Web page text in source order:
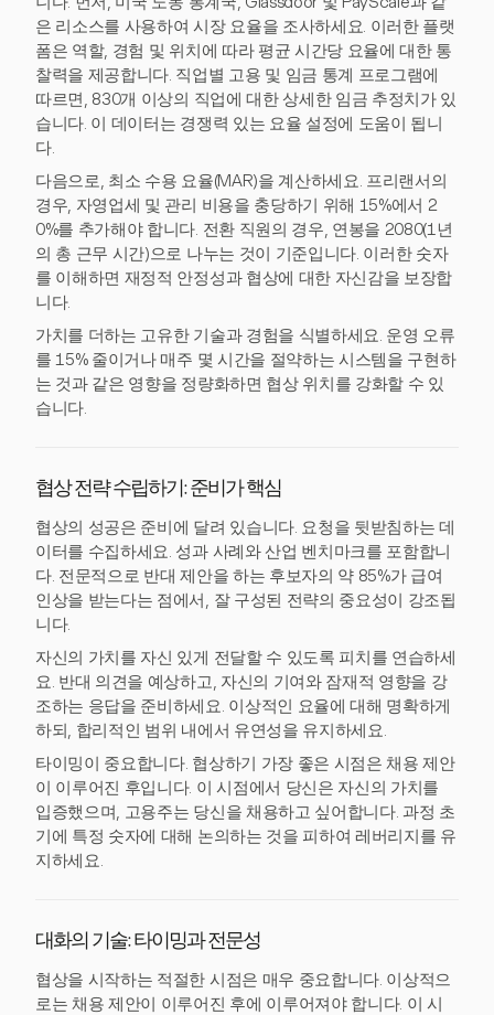
은 리소스를 사용하여 시장 요율을 조사하세요. 이러한 플랫
폼은 역할, 경험 및 위치에 따라 평균 시간당 요율에 대한 통
찰력을 제공합니다. 직업별 고용 및 임금 통계 프로그램에
따르면, 830개 이상의 직업에 대한 상세한 임금 추정치가 있
습니다. 이 데이터는 경쟁력 있는 요율 설정에 도움이 됩니
다.
다음으로, 최소 수용 요율(MAR)을 계산하세요. 프리랜서의
경우, 자영업세 및 관리 비용을 충당하기 위해 15%에서 2
0%를 추가해야 합니다. 전환 직원의 경우, 연봉을 2080(1년
의 총 근무 시간)으로 나누는 것이 기준입니다. 이러한 숫자
를 이해하면 재정적 안정성과 협상에 대한 자신감을 보장합
니다.
가치를 더하는 고유한 기술과 경험을 식별하세요. 운영 오류
를 15% 줄이거나 매주 몇 시간을 절약하는 시스템을 구현하
는 것과 같은 영향을 정량화하면 협상 위치를 강화할 수 있
습니다.
협상 전략 수립하기: 준비가 핵심
협상의 성공은 준비에 달려 있습니다. 요청을 뒷받침하는 데
이터를 수집하세요. 성과 사례와 산업 벤치마크를 포함합니
다. 전문적으로 반대 제안을 하는 후보자의 약 85%가 급여
인상을 받는다는 점에서, 잘 구성된 전략의 중요성이 강조됩
니다.
자신의 가치를 자신 있게 전달할 수 있도록 피치를 연습하세
요. 반대 의견을 예상하고, 자신의 기여와 잠재적 영향을 강
조하는 응답을 준비하세요. 이상적인 요율에 대해 명확하게
하되, 합리적인 범위 내에서 유연성을 유지하세요.
타이밍이 중요합니다. 협상하기 가장 좋은 시점은 채용 제안
이 이루어진 후입니다. 이 시점에서 당신은 자신의 가치를
입증했으며, 고용주는 당신을 채용하고 싶어합니다. 과정 초
기에 특정 숫자에 대해 논의하는 것을 피하여 레버리지를 유
지하세요.
대화의 기술: 타이밍과 전문성
협상을 시작하는 적절한 시점은 매우 중요합니다. 이상적으
로는 채용 제안이 이루어진 후에 이루어져야 합니다. 이 시